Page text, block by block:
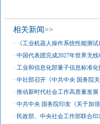
相关新闻>>
· 《工业机器人操作系统性能测
·中国代表团完成2027年世界无
·工业和信息化部量子信息标准
·中社部召开《中共中央 国务院
·推动新时代社会工作高质量发
·中共中央 国务院印发《关于加
· 民政部、中央社会工作部联合